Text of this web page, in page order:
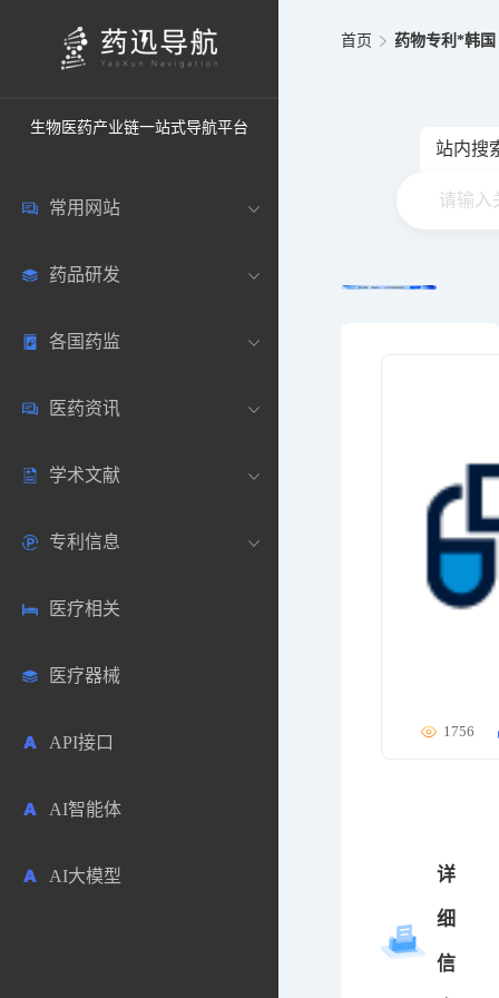
生物医药产业链一站式导航平台
常用网站
中国常用
药圈资讯
邮箱登录
药典网站
药品研发
药研数据库
药品说明书
药物临床
生物数据库
药品市场信息
合成化工
药物分析
毒性数据库
原辅料包材
各国药监
中国
美国
欧洲
日本
其他各国
医药资讯
医药新闻
医药论坛
药研咨询
医药科普
学术文献
学术搜索
SciHub文献
文献下载
文献管理
专利信息
各国专利局官方查询
医药专利
商业专利数据库
免费专利库
医疗相关
医疗器械
API接口
AI智能体
AI大模型
首页 药物专利*韩国
站内搜
1756
详
细
信